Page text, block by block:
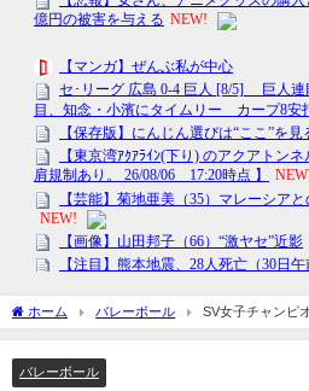
ホーム バレーボール
SV女子チャンピ
の狙い
バレーボール